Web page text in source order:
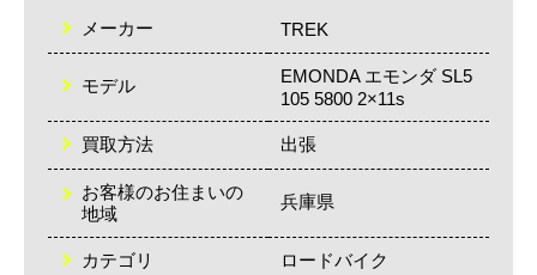
メーカー TREK
モデル
EMONDA エモンダ SL5
105 5800 2×11s
買取方法 出張
お客様のお住まいの
地域
兵庫県
カテゴリ ロードバイク